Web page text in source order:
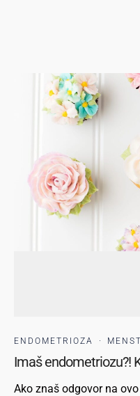
ENDOMETRIOZA ·
Imaš endometriozu?!
Ako znaš odgovor na